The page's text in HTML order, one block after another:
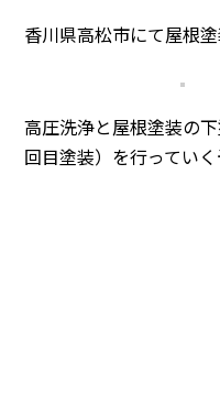
香川県高松市にて屋根
高圧洗浄と屋根塗装の
回目塗装）を行ってい